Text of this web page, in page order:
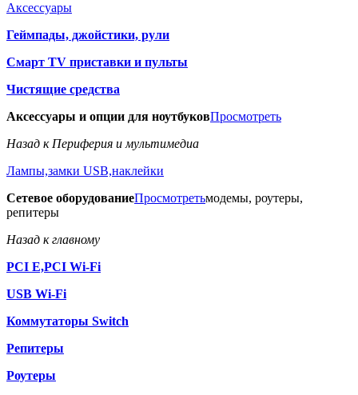
Аксессуары
Геймпады, джойстики, рули
Смарт TV приставки и пульты
Чистящие средства
Аксессуары и опции для ноутбуковПросмотреть
Назад к Периферия и мультимедиа
Лампы,замки USB,наклейки
Сетевое оборудованиеПросмотретьмодемы, роутеры,
репитеры
Назад к главному
PCI E,PCI Wi-Fi
USB Wi-Fi
Коммутаторы Switch
Репитеры
Роутеры